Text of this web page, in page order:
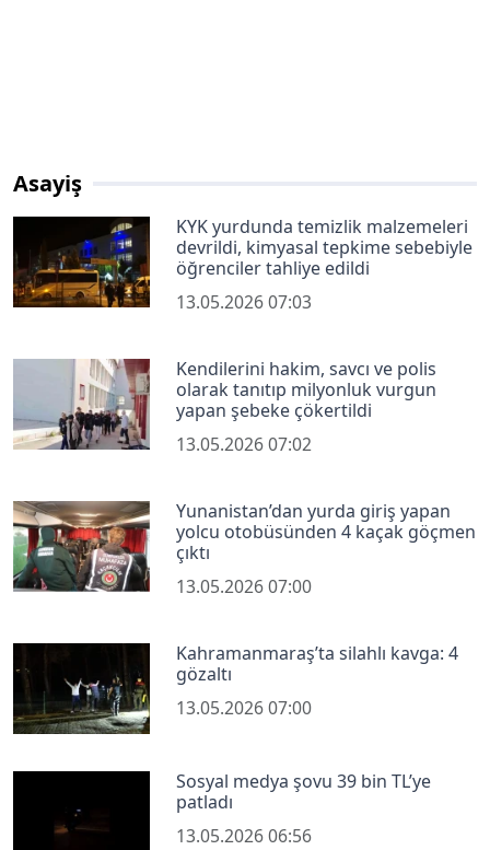
Asayiş
KYK yurdunda temizlik malzemeleri
devrildi, kimyasal tepkime sebebiyle
öğrenciler tahliye edildi
13.05.2026 07:03
Kendilerini hakim, savcı ve polis
olarak tanıtıp milyonluk vurgun
yapan şebeke çökertildi
13.05.2026 07:02
Yunanistan’dan yurda giriş yapan
yolcu otobüsünden 4 kaçak göçmen
çıktı
13.05.2026 07:00
Kahramanmaraş’ta silahlı kavga: 4
gözaltı
13.05.2026 07:00
Sosyal medya şovu 39 bin TL’ye
patladı
13.05.2026 06:56